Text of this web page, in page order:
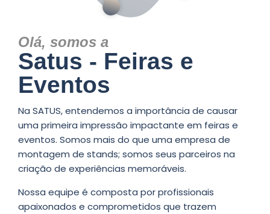
Olá, somos a
Satus - Feiras e
Eventos
Na SATUS, entendemos a importância de causar
uma primeira impressão impactante em feiras e
eventos. Somos mais do que uma empresa de
montagem de stands; somos seus parceiros na
criação de experiências memoráveis.
Nossa equipe é composta por profissionais
apaixonados e comprometidos que trazem